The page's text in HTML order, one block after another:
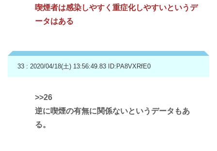
喫煙者は感染しやすく重症化しやすいというデ
ータはある
33 : 2020/04/18(土) 13:56:49.83 ID:PA8VXRfE0
>>26
逆に喫煙の有無に関係ないというデータもあ
る。